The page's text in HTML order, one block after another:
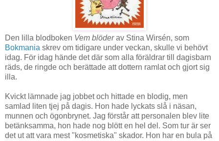
Den lilla blodboken Vem blöderav Stina Wirsén, som
Bokmania skrev om tidigare under veckan, skulle vi behövt
idag. För idag hände det där som alla föräldrar till dagisbarn
räds, de ringde och berättade att dottern ramlat och gjort sig
illa.
Kvickt lämnade jag jobbet och hittade en blodig, men
samlad liten tjej på dagis. Hon hade lyckats slå i näsan,
munnen och ögonbrynet. Jag förstår att personalen blev lite
betänksamma, hon hade nog blött en hel del. Som tur är ser
det ut att vara mest "kosmetiska" skador. Hon har en bula på